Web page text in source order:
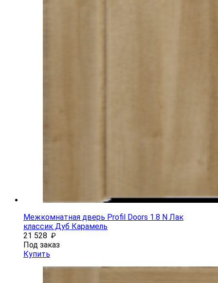
Межкомнатная дверь Profil Doors 1.8 N Лак
классик Дуб Карамель
21 528 ₽
Под заказ
Купить